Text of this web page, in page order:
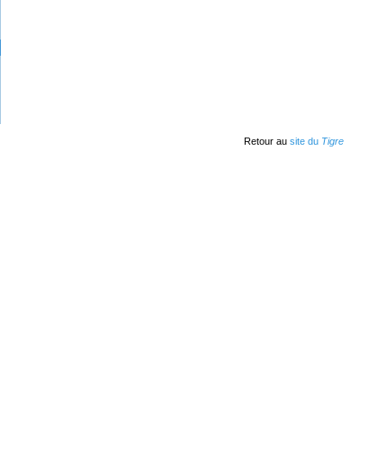
Retour au site du Tigre